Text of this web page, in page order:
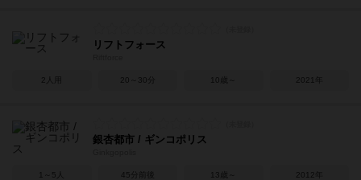
リフトフォース
2人用 20～30分 10歳～ 2021年
銀杏都市 / ギンコポリス
1～5人 45分前後 13歳～ 2012年